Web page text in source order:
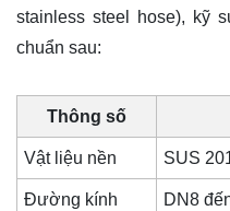
stainless steel hose), kỹ
chuẩn sau:
Thông số
Vật liệu nền SUS
Đường kính
DN8